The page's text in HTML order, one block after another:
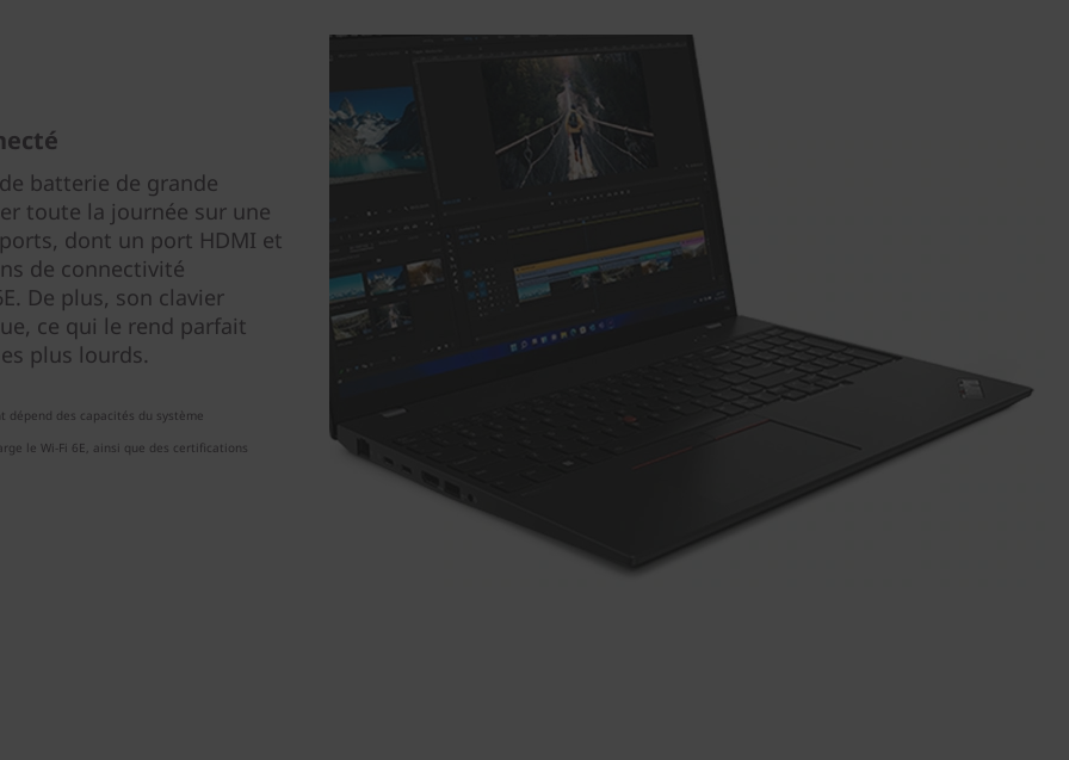
batterie de grande
toute la journée sur une
dont un port HDMI et
de connectivité
De plus, son clavier
ce qui le rend parfait
plus lourds.
dépend des capacités du système
le Wi-Fi 6E, ainsi que des certifications